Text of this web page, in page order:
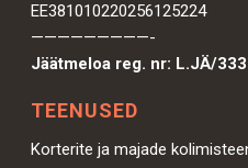
EE381010220256125224
—————————-
Jäätmeloa reg. nr: L.JÄ/
TEENUSED
Korterite ja majade